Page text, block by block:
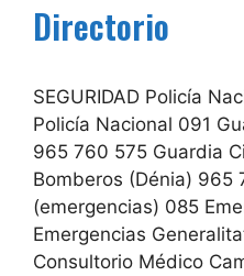
Directorio
SEGURIDAD Policía
Policía Nacional 091
965 760 575 Guardia
Bomberos (Dénia) 965
(emergencias) 085
Emergencias
Consultorio Médico